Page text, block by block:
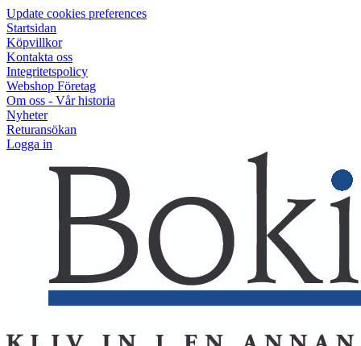
Update cookies preferences
Startsidan
Köpvillkor
Kontakta oss
Integritetspolicy
Webshop Företag
Om oss - Vår historia
Nyheter
Returansökan
Logga in